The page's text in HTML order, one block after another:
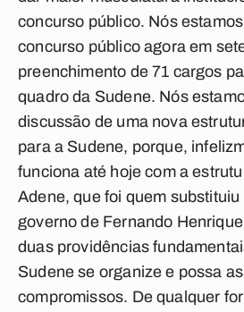
concurso público. Nós
concurso público agora em
preenchimento de 71 cargos
quadro da Sudene. Nós
discussão de uma nova
para a Sudene, porque,
funciona até hoje com a
Adene, que foi quem substituiu
governo de Fernando
duas providências
Sudene se organize e possa
compromissos. De qualquer